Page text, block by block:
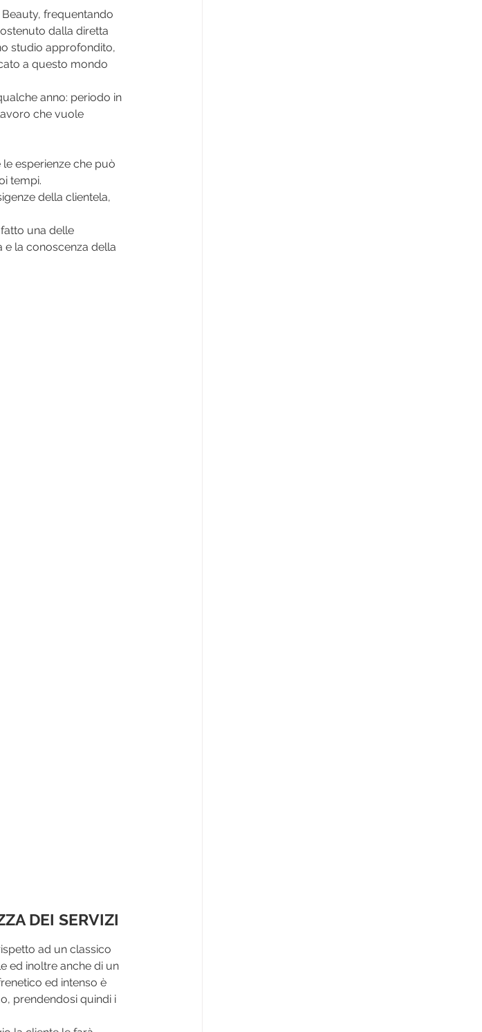
frequentando
dalla diretta
studio approfondito,
a questo mondo
anno: periodo in
che vuole
esperienze che può
tempi.
della clientela,
una delle
e la conoscenza della
DEI SERVIZI
ad un classico
ed inoltre anche di un
ed intenso è
prendendosi quindi i